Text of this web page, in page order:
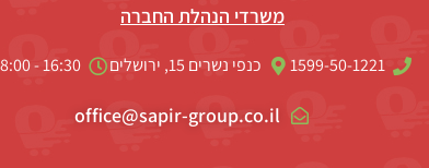
משרדי הנהלת החברה
1599-50-1221 כנפי נשרים 15, ירושלים 16:30 - 08:00
office@sapir-group.co.il